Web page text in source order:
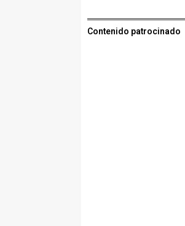
Contenido patrocinado